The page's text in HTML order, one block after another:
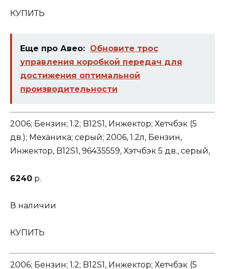
КУПИТЬ
Еще про Авео: Обновите трос
управления коробкой передач для
достижения оптимальной
производительности
2006; Бензин; 1.2; B12S1, Инжектор; Хетчбэк (5
дв.); Механика; серый; 2006, 1.2л, Бензин,
Инжектор, B12S1, 96435559, Хэтчбэк 5 дв., серый,
6240 р.
В наличии
КУПИТЬ
2006; Бензин; 1.2; B12S1, Инжектор; Хетчбэк (5